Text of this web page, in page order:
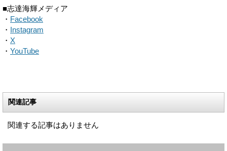
■志達海輝メディア
・ Facebook
・
Instagram
・ X
・ YouTube
関連記事
関連する記事はありません